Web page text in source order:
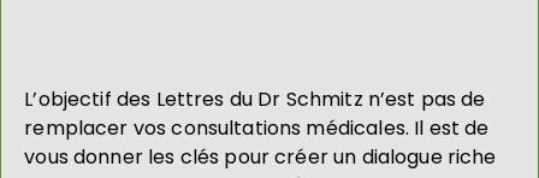
L’objectif des Lettres du Dr Schmitz n’est pas de
remplacer vos consultations médicales. Il est de
vous donner les clés pour créer un dialogue riche